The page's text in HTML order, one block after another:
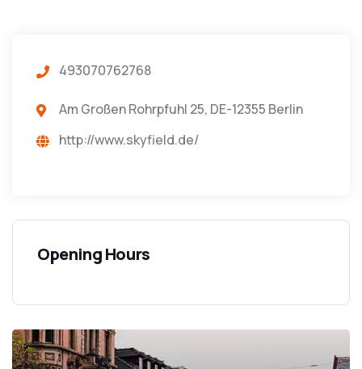
493070762768
Am Großen Rohrpfuhl 25, DE-12355 Berlin
http://www.skyfield.de/
Opening Hours